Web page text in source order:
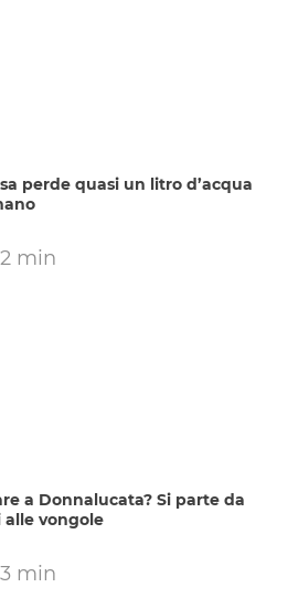
perde quasi un litro d’acqua
2 min
a Donnalucata? Si parte da
alle vongole
3 min